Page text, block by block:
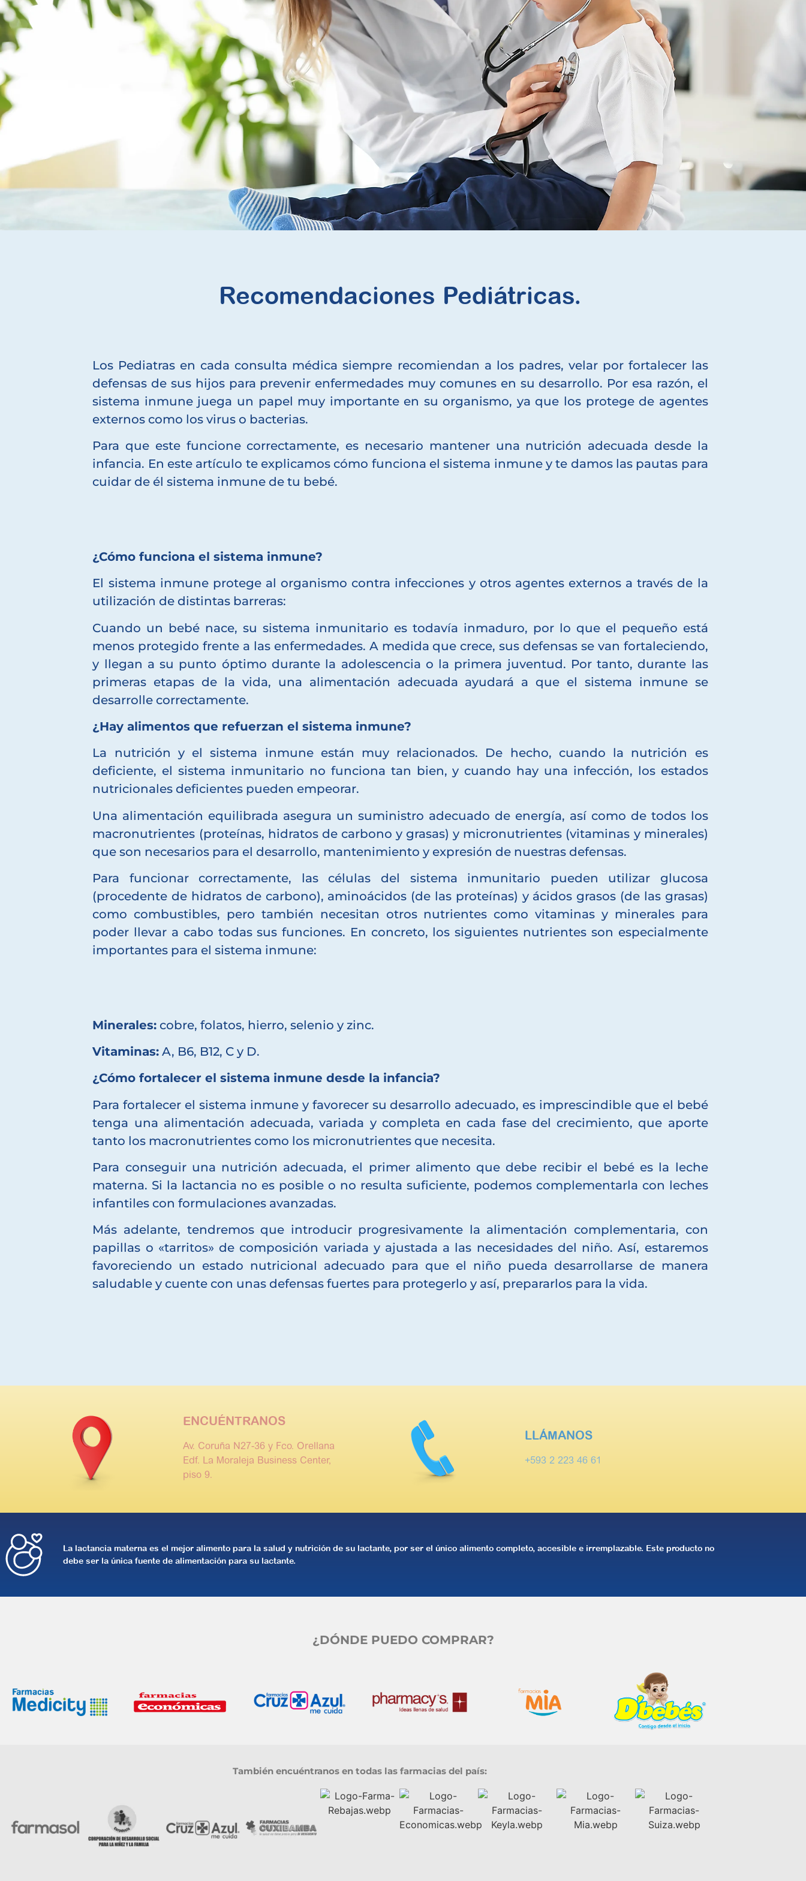
Recomendaciones Pediátricas.
Los Pediatras en cada consulta médica siempre recomiendan a los padres, velar por fortalecer las
defensas de sus hijos para prevenir enfermedades muy comunes en su desarrollo. Por esa razón, el
sistema inmune juega un papel muy importante en su organismo, ya que los protege de agentes
externos como los virus o bacterias.
Para que este funcione correctamente, es necesario mantener una nutrición adecuada desde la
infancia. En este artículo te explicamos cómo funciona el sistema inmune y te damos las pautas para
cuidar de él sistema inmune de tu bebé.
¿Cómo funciona el sistema inmune?
El sistema inmune protege al organismo contra infecciones y otros agentes externos a través de la
utilización de distintas barreras:
Cuando un bebé nace, su sistema inmunitario es todavía inmaduro, por lo que el pequeño está
menos protegido frente a las enfermedades. A medida que crece, sus defensas se van fortaleciendo,
y llegan a su punto óptimo durante la adolescencia o la primera juventud. Por tanto, durante las
primeras etapas de la vida, una alimentación adecuada ayudará a que el sistema inmune se
desarrolle correctamente.
¿Hay alimentos que refuerzan el sistema inmune?
La nutrición y el sistema inmune están muy relacionados. De hecho, cuando la nutrición es
deficiente, el sistema inmunitario no funciona tan bien, y cuando hay una infección, los estados
nutricionales deficientes pueden empeorar.
Una alimentación equilibrada asegura un suministro adecuado de energía, así como de todos los
macronutrientes (proteínas, hidratos de carbono y grasas) y micronutrientes (vitaminas y minerales)
que son necesarios para el desarrollo, mantenimiento y expresión de nuestras defensas.
Para funcionar correctamente, las células del sistema inmunitario pueden utilizar glucosa
(procedente de hidratos de carbono), aminoácidos (de las proteínas) y ácidos grasos (de las grasas)
como combustibles, pero también necesitan otros nutrientes como vitaminas y minerales para
poder llevar a cabo todas sus funciones. En concreto, los siguientes nutrientes son especialmente
importantes para el sistema inmune:
Minerales: cobre, folatos, hierro, selenio y zinc.
Vitaminas: A, B6, B12, C y D.
¿Cómo fortalecer el sistema inmune desde la infancia?
Para fortalecer el sistema inmune y favorecer su desarrollo adecuado, es imprescindible que el bebé
tenga una alimentación adecuada, variada y completa en cada fase del crecimiento, que aporte
tanto los macronutrientes como los micronutrientes que necesita.
Para conseguir una nutrición adecuada, el primer alimento que debe recibir el bebé es la leche
materna. Si la lactancia no es posible o no resulta suficiente, podemos complementarla con leches
infantiles con formulaciones avanzadas.
Más adelante, tendremos que introducir progresivamente la alimentación complementaria, con
papillas o «tarritos» de composición variada y ajustada a las necesidades del niño. Así, estaremos
favoreciendo un estado nutricional adecuado para que el niño pueda desarrollarse de manera
saludable y cuente con unas defensas fuertes para protegerlo y así, prepararlos para la vida.
ENCUÉNTRANOS
Av. Coruña N27-36 y Fco. Orellana
Edf. La Moraleja Business Center,
piso 9.
LLÁMANOS
+593 2 223 46 61
La lactancia materna es el mejor alimento para la salud y nutrición de su lactante, por ser el único alimento completo, accesible e irremplazable. Este producto no
debe ser la única fuente de alimentación para su lactante.
¿DÓNDE PUEDO COMPRAR?
También encuéntranos en todas las farmacias del país: